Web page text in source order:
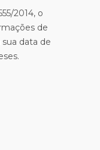
2014, o
de
data de